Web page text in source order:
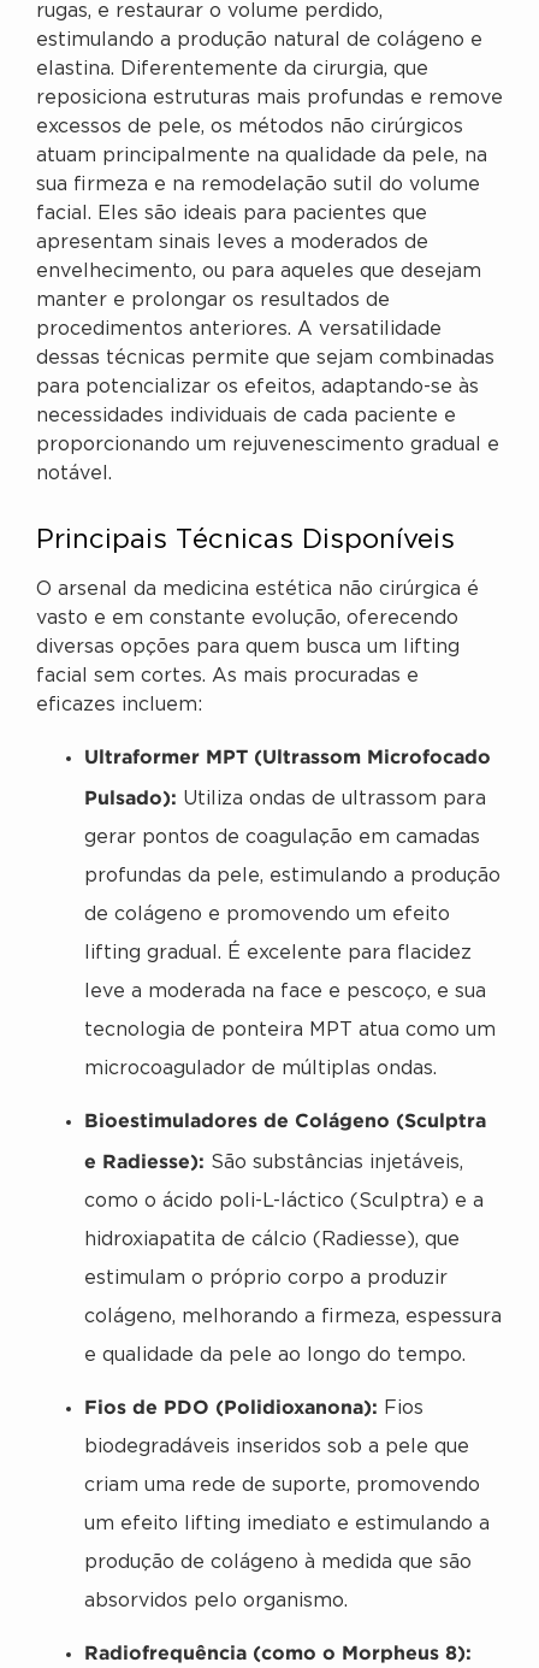
rugas, e restaurar o volume perdido,
estimulando a produção natural de colágeno e
elastina. Diferentemente da cirurgia, que
reposiciona estruturas mais profundas e remove
excessos de pele, os métodos não cirúrgicos
atuam principalmente na qualidade da pele, na
sua firmeza e na remodelação sutil do volume
facial. Eles são ideais para pacientes que
apresentam sinais leves a moderados de
envelhecimento, ou para aqueles que desejam
manter e prolongar os resultados de
procedimentos anteriores. A versatilidade
dessas técnicas permite que sejam combinadas
para potencializar os efeitos, adaptando-se às
necessidades individuais de cada paciente e
proporcionando um rejuvenescimento gradual e
notável.
Principais Técnicas Disponíveis
O arsenal da medicina estética não cirúrgica é
vasto e em constante evolução, oferecendo
diversas opções para quem busca um lifting
facial sem cortes. As mais procuradas e
eficazes incluem:
Ultraformer MPT (Ultrassom Microfocado
Pulsado): Utiliza ondas de ultrassom para
gerar pontos de coagulação em camadas
profundas da pele, estimulando a produção
de colágeno e promovendo um efeito
lifting gradual. É excelente para flacidez
leve a moderada na face e pescoço, e sua
tecnologia de ponteira MPT atua como um
microcoagulador de múltiplas ondas.
Bioestimuladores de Colágeno (Sculptra
e Radiesse): São substâncias injetáveis,
como o ácido poli-L-láctico (Sculptra) e a
hidroxiapatita de cálcio (Radiesse), que
estimulam o próprio corpo a produzir
colágeno, melhorando a firmeza, espessura
e qualidade da pele ao longo do tempo.
Fios de PDO (Polidioxanona): Fios
biodegradáveis inseridos sob a pele que
criam uma rede de suporte, promovendo
um efeito lifting imediato e estimulando a
produção de colágeno à medida que são
absorvidos pelo organismo.
Radiofrequência (como o Morpheus 8):